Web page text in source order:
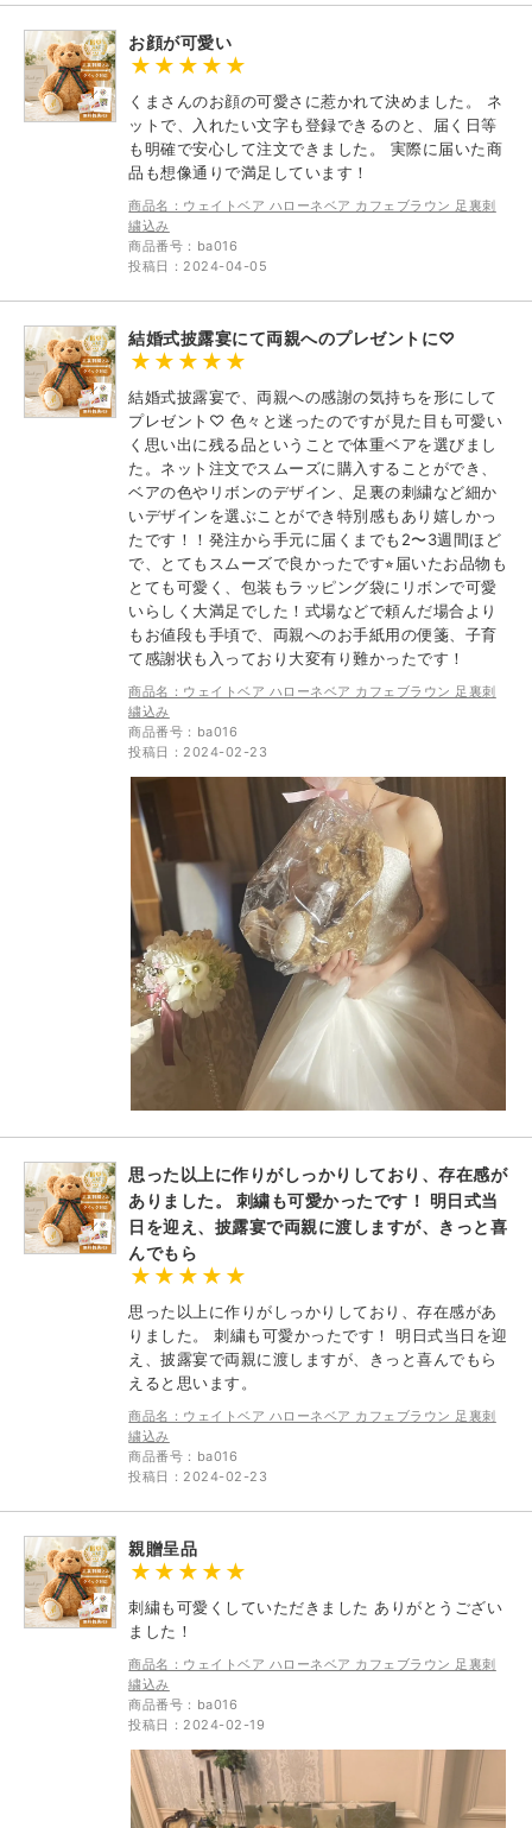
お顔が可愛い
くまさんのお顔の可愛さに惹かれて決めました。 ネ
ットで、入れたい文字も登録できるのと、届く日等
も明確で安心して注文できました。 実際に届いた商
品も想像通りで満足しています！
商品名：ウェイトベア ハローネベア カフェブラウン 足裏刺
繍込み
商品番号：ba016
投稿日：2024-04-05
結婚式披露宴にて両親へのプレゼントに♡
結婚式披露宴で、両親への感謝の気持ちを形にして
プレゼント♡ 色々と迷ったのですが見た目も可愛い
く思い出に残る品ということで体重ベアを選びまし
た。ネット注文でスムーズに購入することができ、
ベアの色やリボンのデザイン、足裏の刺繍など細か
いデザインを選ぶことができ特別感もあり嬉しかっ
たです！！発注から手元に届くまでも2〜3週間ほど
で、とてもスムーズで良かったです⭐︎届いたお品物も
とても可愛く、包装もラッピング袋にリボンで可愛
いらしく大満足でした！式場などで頼んだ場合より
もお値段も手頃で、両親へのお手紙用の便箋、子育
て感謝状も入っており大変有り難かったです！
商品名：ウェイトベア ハローネベア カフェブラウン 足裏刺
繍込み
商品番号：ba016
投稿日：2024-02-23
思った以上に作りがしっかりしており、存在感が
ありました。 刺繍も可愛かったです！ 明日式当
日を迎え、披露宴で両親に渡しますが、きっと喜
んでもら
思った以上に作りがしっかりしており、存在感があ
りました。 刺繍も可愛かったです！ 明日式当日を迎
え、披露宴で両親に渡しますが、きっと喜んでもら
えると思います。
商品名：ウェイトベア ハローネベア カフェブラウン 足裏刺
繍込み
商品番号：ba016
投稿日：2024-02-23
親贈呈品
刺繍も可愛くしていただきました ありがとうござい
ました！
商品名：ウェイトベア ハローネベア カフェブラウン 足裏刺
繍込み
商品番号：ba016
投稿日：2024-02-19